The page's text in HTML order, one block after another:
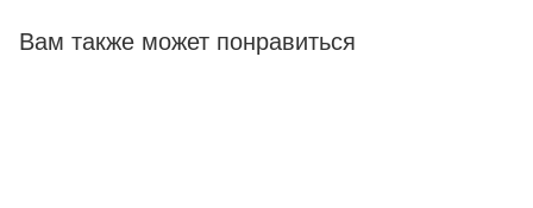
Вам также может понравиться